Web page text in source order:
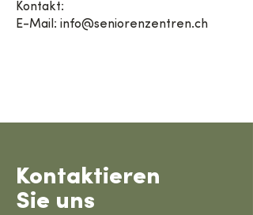
Kontakt:
E-Mail: info@seniorenzentren.ch
Kontaktieren
Sie uns